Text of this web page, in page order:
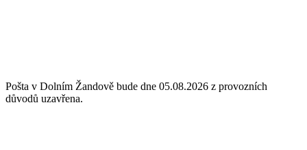
Pošta v Dolním Žandově bude dne 05.08.2026 z provozních
důvodů uzavřena.